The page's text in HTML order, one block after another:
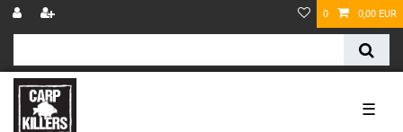
0 0,00 EUR
☰